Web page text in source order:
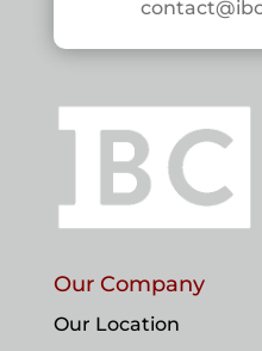
Our Company
Our Location